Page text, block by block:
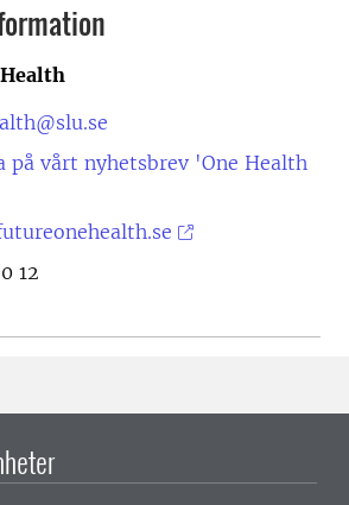
på vårt nyhetsbrev 'One Health
12